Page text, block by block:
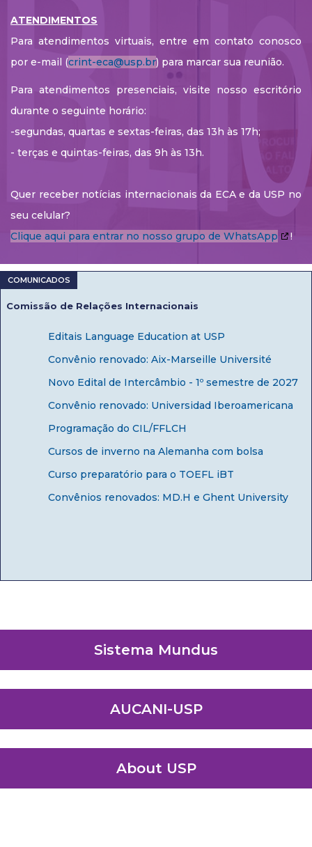
ATENDIMENTOS
Para atendimentos virtuais, entre em contato conosco
por e-mail (crint-eca@usp.br) para marcar sua reunião.
Para atendimentos presenciais, visite nosso escritório
durante o seguinte horário:
-segundas, quartas e sextas-feiras, das 13h às 17h;
- terças e quintas-feiras, das 9h às 13h.
Quer receber notícias internacionais da ECA e da USP no
seu celular?
Clique aqui para entrar no nosso grupo de WhatsApp
!
Comissão de Relações Internacionais
Editais Language Education at USP
Convênio renovado: Aix-Marseille Université
Novo Edital de Intercâmbio - 1º semestre de 2027
Convênio renovado: Universidad Iberoamericana
Programação do CIL/FFLCH
Cursos de inverno na Alemanha com bolsa
Curso preparatório para o TOEFL iBT
Convênios renovados: MD.H e Ghent University
Sistema Mundus
AUCANI-USP
About USP